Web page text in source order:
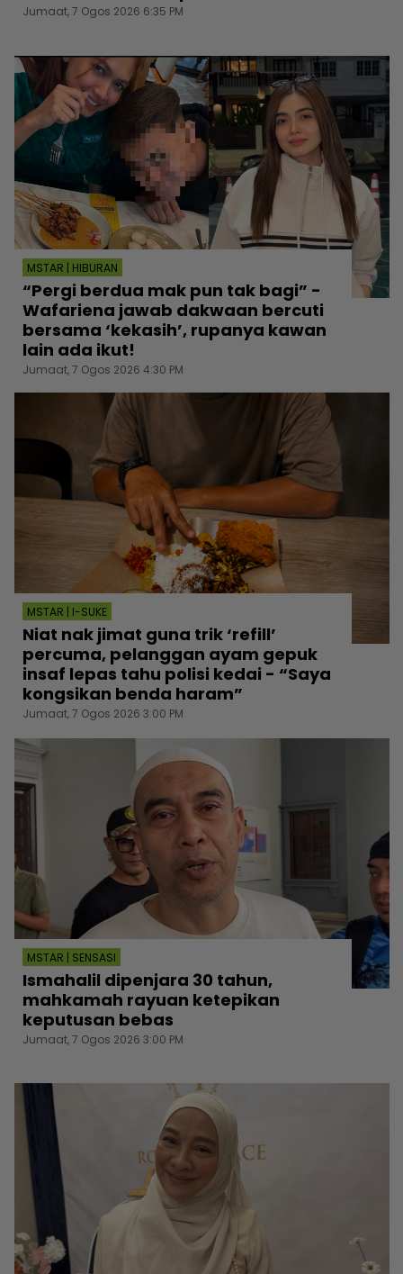
Jumaat, 7 Ogos 2026 6:35 PM
MSTAR | HIBURAN
“Pergi berdua mak pun tak bagi” -
Wafariena jawab dakwaan bercuti
bersama ‘kekasih’, rupanya kawan
lain ada ikut!
Jumaat, 7 Ogos 2026 4:30 PM
MSTAR | I-SUKE
Niat nak jimat guna trik ‘refill’
percuma, pelanggan ayam gepuk
insaf lepas tahu polisi kedai - “Saya
kongsikan benda haram”
Jumaat, 7 Ogos 2026 3:00 PM
MSTAR | SENSASI
Ismahalil dipenjara 30 tahun,
mahkamah rayuan ketepikan
keputusan bebas
Jumaat, 7 Ogos 2026 3:00 PM